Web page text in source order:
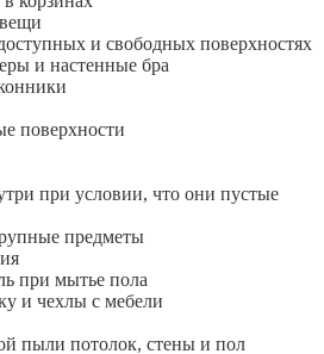
и свободных поверхностях
и настенные бра
поверхности
при условии, что они пустые
предметы
при мытье пола
и чехлы с мебели
пыли потолок, стены и пол